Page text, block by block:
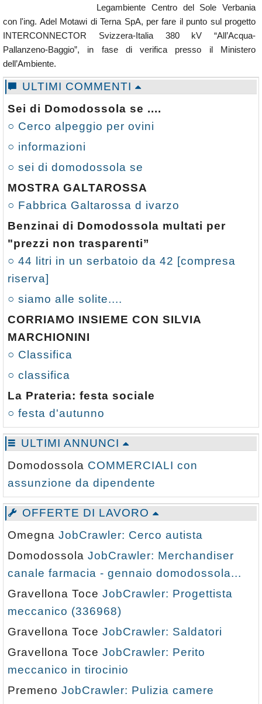
Legambiente Centro del Sole Verbania
con l'ing. Adel Motawi di Terna SpA, per fare il punto sul progetto
INTERCONNECTOR Svizzera-Italia 380 kV “All’Acqua-
Pallanzeno-Baggio”, in fase di verifica presso il Ministero
dell’Ambiente.
ULTIMI COMMENTI
Sei di Domodossola se ....
○ Cerco alpeggio per ovini
○ informazioni
○ sei di domodossola se
MOSTRA GALTAROSSA
○ Fabbrica Galtarossa d ivarzo
Benzinai di Domodossola multati per
"prezzi non trasparenti”
○ 44 litri in un serbatoio da 42 [compresa
riserva]
○ siamo alle solite....
CORRIAMO INSIEME CON SILVIA
MARCHIONINI
○ Classifica
○ classifica
La Prateria: festa sociale
○ festa d'autunno
ULTIMI ANNUNCI
Domodossola COMMERCIALI con
assunzione da dipendente
OFFERTE DI LAVORO
Omegna JobCrawler: Cerco autista
Domodossola JobCrawler: Merchandiser
canale farmacia - gennaio domodossola...
Gravellona Toce JobCrawler: Progettista
meccanico (336968)
Gravellona Toce JobCrawler: Saldatori
Gravellona Toce JobCrawler: Perito
meccanico in tirocinio
Premeno JobCrawler: Pulizia camere